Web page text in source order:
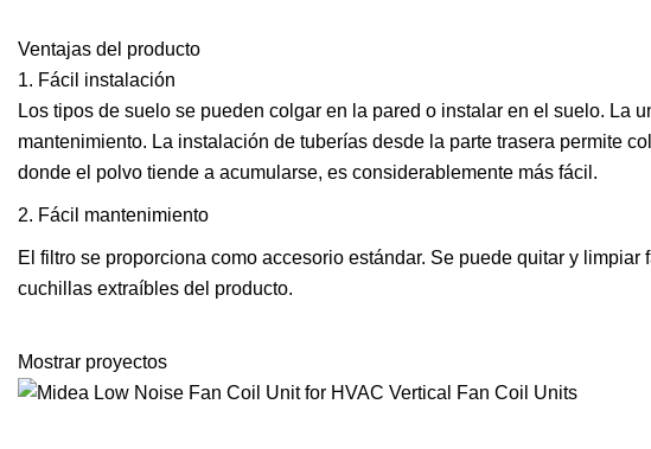
Ventajas del producto
1. Fácil instalación
Los tipos de suelo se pueden colgar en la pared o instalar en el suelo. La
mantenimiento. La instalación de tuberías desde la parte trasera permite
donde el polvo tiende a acumularse, es considerablemente más fácil.
2. Fácil mantenimiento
El filtro se proporciona como accesorio estándar. Se puede quitar y
cuchillas extraíbles del producto.
Mostrar proyectos